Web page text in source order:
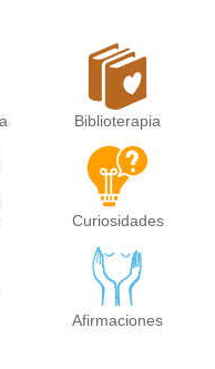
Biblioterapia
Curiosidades
Afirmaciones